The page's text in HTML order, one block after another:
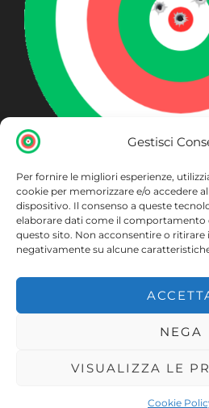
Gestisci
Per fornire le migliori esperienze,
cookie per memorizzare e/o accedere
dispositivo. Il consenso a queste
elaborare dati come il comportamento
questo sito. Non acconsentire o ritirare
negativamente su alcune
NEGA
VISUALIZZA LE
Cookie
ARMERIA BECCAGLIA
Piazza S. Maurizio 20 Cuggiono (MI)